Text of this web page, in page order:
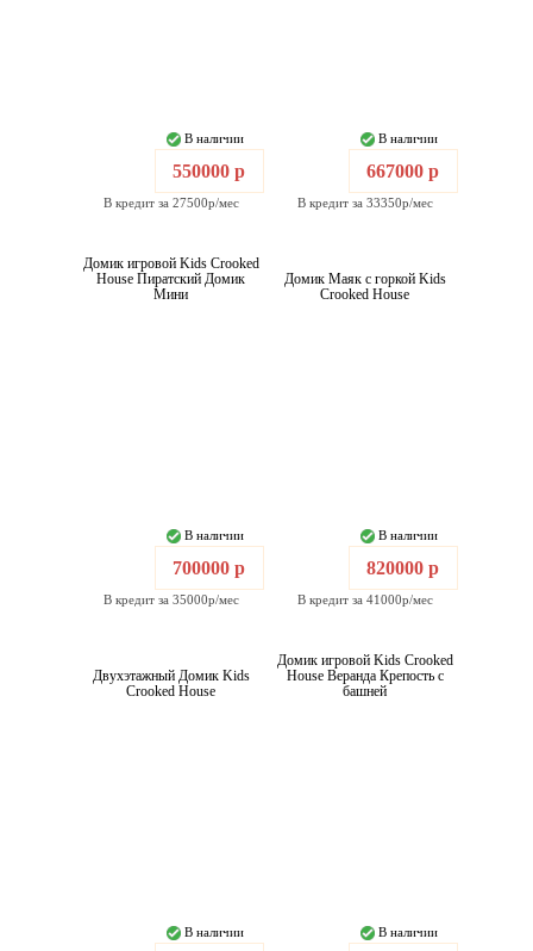
В наличии
550000 р
В кредит за 27500р/мес
В наличии
667000 р
В кредит за 33350р/мес
Домик игровой Kids Crooked
House Пиратский Домик
Мини
В наличии
700000 р
В кредит за 35000р/мес
Домик Маяк с горкой Kids
Crooked House
В наличии
820000 р
В кредит за 41000р/мес
Двухэтажный Домик Kids
Crooked House
В наличии
Домик игровой Kids Crooked
House Веранда Крепость с
башней
В наличии